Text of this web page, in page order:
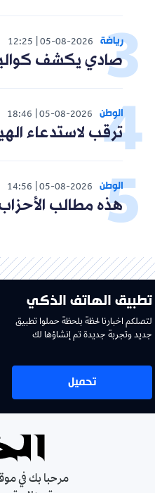
رياضة 05-08-2026
12:25
صادي يكشف
الوطن 05-08-2026
18:46
ترقب لاستدعاء
الوطن 05-08-2026
14:56
هذه مطالب
تطبيق الهاتف الذكي
لتصلكم اخبارنا لحظة بلحظة حملوا تطبيق
جديد وتجربة جديدة تم إنشاؤها لك
تحميل
مرحبا بك في موقع